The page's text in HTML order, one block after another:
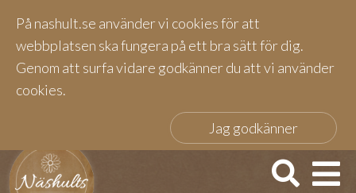
På nashult.se använder vi cookies för att
webbplatsen ska fungera på ett bra sätt för dig.
Genom att surfa vidare godkänner du att vi använder
cookies.
Jag godkänner